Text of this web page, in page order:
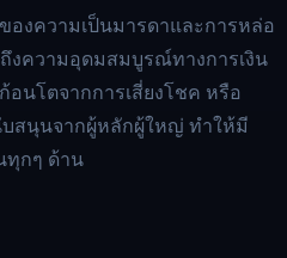
งความเป็นมารดาและการหล่อ
งความอุดมสมบูรณ์ทางการเงิน
นโตจากการเสี่ยงโชค หรือ
สนุนจากผู้หลักผู้ใหญ่ ทำให้มี
ทุกๆ ด้าน